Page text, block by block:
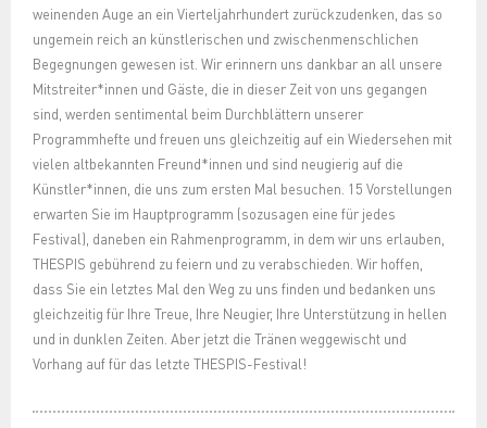
weinenden Auge an ein Vierteljahrhundert zurückzudenken, das so
ungemein reich an künstlerischen und zwischenmenschlichen
Begegnungen gewesen ist. Wir erinnern uns dankbar an all unsere
Mitstreiter*innen und Gäste, die in dieser Zeit von uns gegangen
sind, werden sentimental beim Durchblättern unserer
Programmhefte und freuen uns gleichzeitig auf ein Wiedersehen mit
vielen altbekannten Freund*innen und sind neugierig auf die
Künstler*innen, die uns zum ersten Mal besuchen. 15 Vorstellungen
erwarten Sie im Hauptprogramm (sozusagen eine für jedes
Festival), daneben ein Rahmenprogramm, in dem wir uns erlauben,
THESPIS gebührend zu feiern und zu verabschieden. Wir hoffen,
dass Sie ein letztes Mal den Weg zu uns finden und bedanken uns
gleichzeitig für Ihre Treue, Ihre Neugier, Ihre Unterstützung in hellen
und in dunklen Zeiten. Aber jetzt die Tränen weggewischt und
Vorhang auf für das letzte THESPIS-Festival!